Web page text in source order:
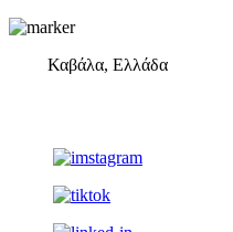
Καβάλα, Ελλάδα